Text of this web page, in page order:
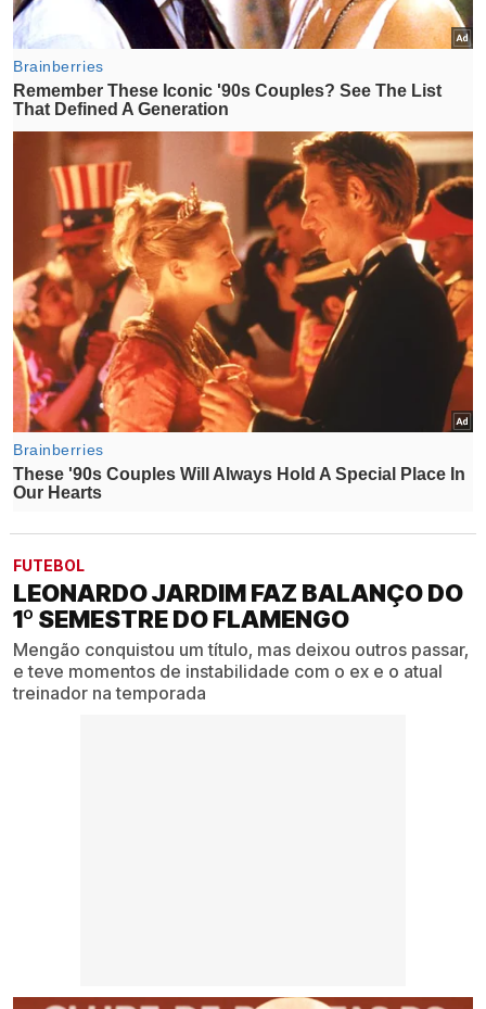
FUTEBOL
LEONARDO JARDIM FAZ BALANÇO DO
1º SEMESTRE DO FLAMENGO
Mengão conquistou um título, mas deixou outros passar,
e teve momentos de instabilidade com o ex e o atual
treinador na temporada